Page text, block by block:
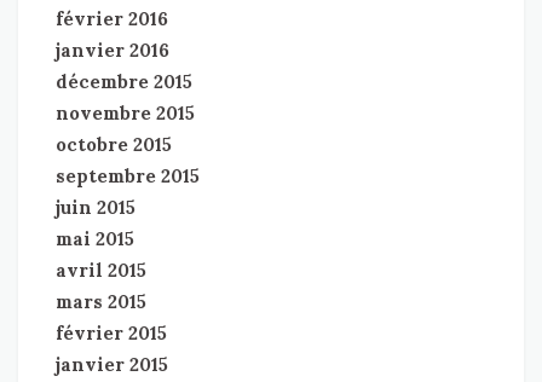
février 2016
janvier 2016
décembre 2015
novembre 2015
octobre 2015
septembre 2015
juin 2015
mai 2015
avril 2015
mars 2015
février 2015
janvier 2015